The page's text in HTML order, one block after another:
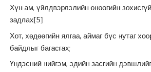
Хүн ам, үйлдвэрлэлийн өнөөгийн
задлах[5]
Хот, хөдөөгийн ялгаа, аймаг бүс нутаг
байдлыг багасгах;
Үндэсний нийгэм, эдийн засгийн